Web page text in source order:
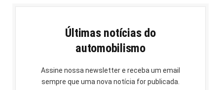
Últimas notícias do
automobilismo
Assine nossa newsletter e receba um email
sempre que uma nova notícia for publicada.